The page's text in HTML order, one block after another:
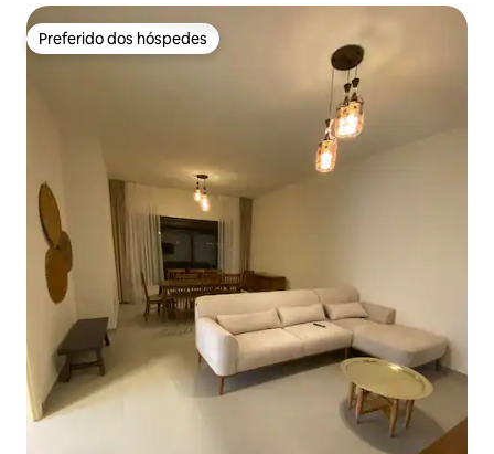
Preferido dos hóspedes
Preferido dos hóspedes